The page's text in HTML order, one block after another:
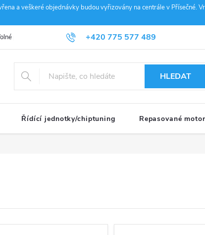
a veškeré objednávky budou vyřizovány na centrále v Přísečné.
+420 775 577 489
info@janousek-motorsport.cz
pozice Obchodní podmínky Reklamace
HLEDAT
Řídící jednotky/chiptuning Repasované